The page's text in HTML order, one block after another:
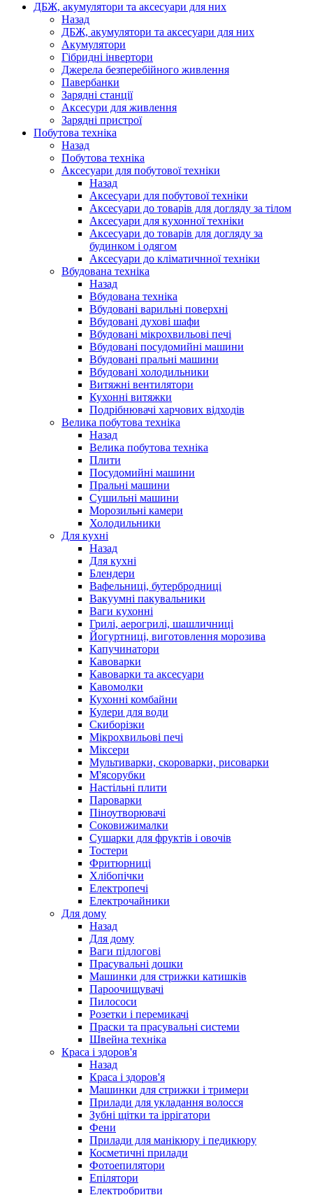
ДБЖ, акумулятори та аксесуари для них
Назад
ДБЖ, акумулятори та аксесуари для них
Акумулятори
Гібридні інвертори
Джерела безперебійного живлення
Павербанки
Зарядні станції
Аксесури для живлення
Зарядні пристрої
Побутова техніка
Назад
Побутова техніка
Аксесуари для побутової техніки
Назад
Аксесуари для побутової техніки
Аксесуари до товарів для догляду за тілом
Аксесуари для кухонної техніки
Аксесуари до товарів для догляду за
будинком і одягом
Аксесуари до кліматичнної техніки
Вбудована техніка
Назад
Вбудована техніка
Вбудовані варильні поверхні
Вбудовані духові шафи
Вбудовані мікрохвильові печі
Вбудовані посудомийні машини
Вбудовані пральні машини
Вбудовані холодильники
Витяжні вентилятори
Кухонні витяжки
Подрібнювачі харчових відходів
Велика побутова техніка
Назад
Велика побутова техніка
Плити
Посудомийні машини
Пральні машини
Сушильні машини
Морозильні камери
Холодильники
Для кухні
Назад
Для кухні
Блендери
Вафельниці, бутербродниці
Вакуумні пакувальники
Ваги кухонні
Грилі, аерогрилі, шашличниці
Йогуртниці, виготовлення морозива
Капучинатори
Кавоварки
Кавоварки та аксесуари
Кавомолки
Кухонні комбайни
Кулери для води
Скиборізки
Мікрохвильові печі
Міксери
Мультиварки, скороварки, рисоварки
М'ясорубки
Настільні плити
Пароварки
Піноутворювачі
Соковижималки
Сушарки для фруктів і овочів
Тостери
Фритюрниці
Хлібопічки
Електропечі
Електрочайники
Для дому
Назад
Для дому
Ваги підлогові
Прасувальні дошки
Машинки для стрижки катишків
Пароочищувачі
Пилососи
Розетки і перемикачі
Праски та прасувальні системи
Швейна техніка
Краса і здоров'я
Назад
Краса і здоров'я
Машинки для стрижки і тримери
Прилади для укладання волосся
Зубні щітки та іррігатори
Фени
Прилади для манікюру і педикюру
Косметичні прилади
Фотоепилятори
Епілятори
Електробритви